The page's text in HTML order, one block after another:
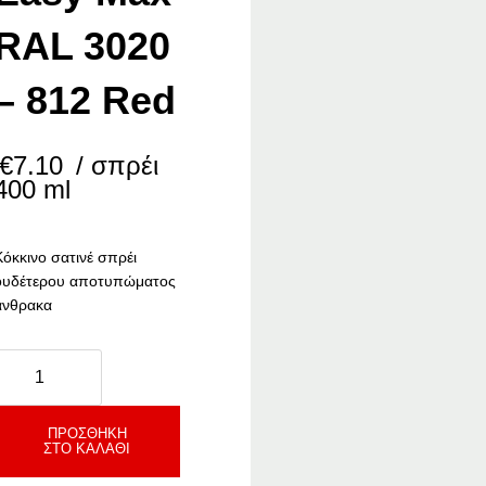
3020
812 Red
7.10 / σπρέι
ml
σατινέ σπρέι
αποτυπώματος
ΠΡΟΣΘΉΚΗ
ΣΤΟ ΚΑΛΆΘΙ